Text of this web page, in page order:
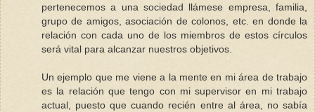
pertenecemos a una sociedad llámese empresa, familia,
grupo de amigos, asociación de colonos, etc. en donde la
relación con cada uno de los miembros de estos círculos
será vital para alcanzar nuestros objetivos.
Un ejemplo que me viene a la mente en mi área de trabajo
es la relación que tengo con mi supervisor en mi trabajo
actual, puesto que cuando recién entre al área, no sabía